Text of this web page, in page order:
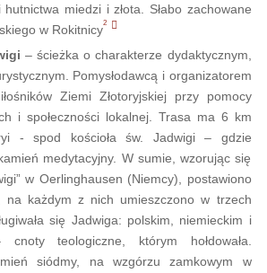
miedzi i złota. Słabo zachowane
w Rokitnicy2
– ścieżka o charakterze dydaktycznym,
Pomysłodawcą i organizatorem
Ziemi Złotoryjskiej przy pomocy
i społeczności lokalnej. Trasa ma 6 km
- spod kościoła św. Jadwigi – gdzie
medytacyjny. W sumie, wzorując się
w Oerlinghausen (Niemcy), postawiono
na każdym z nich umieszczono w trzech
się Jadwiga: polskim, niemieckim i
cnoty teologiczne, którym hołdowała.
siódmy, na wzgórzu zamkowym w